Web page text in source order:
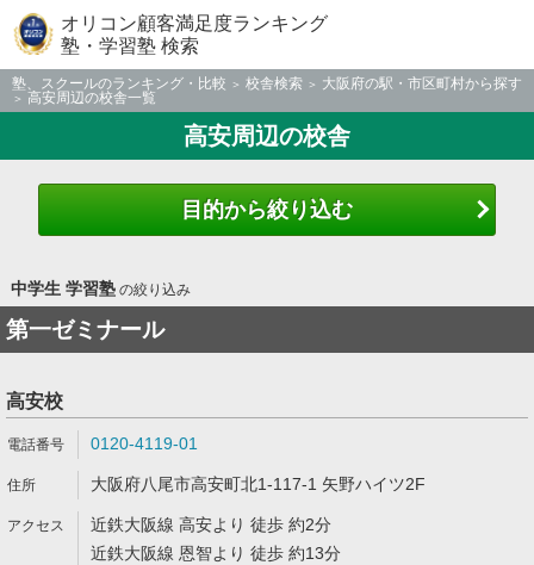
オリコン顧客満足度ランキング
塾・学習塾 検索
塾、スクールのランキング・比較 校舎検索
大阪府の駅・市区町村から探す
高安周辺の校舎一覧
高安周辺の校舎
目的から絞り込む
中学生 学習塾の絞り込み
第一ゼミナール
高安校
0120-4119-01
大阪府八尾市高安町北1-117-1 矢野ハイツ2F
近鉄大阪線 高安より 徒歩 約2分
近鉄大阪線 恩智より 徒歩 約13分